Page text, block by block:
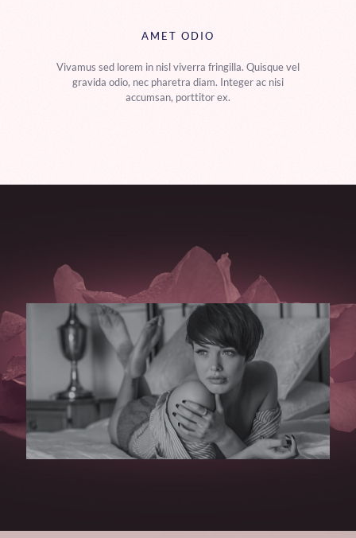
AMET ODIO
Vivamus sed lorem in nisl viverra fringilla. Quisque vel
gravida odio, nec pharetra diam. Integer ac nisi
accumsan, porttitor ex.